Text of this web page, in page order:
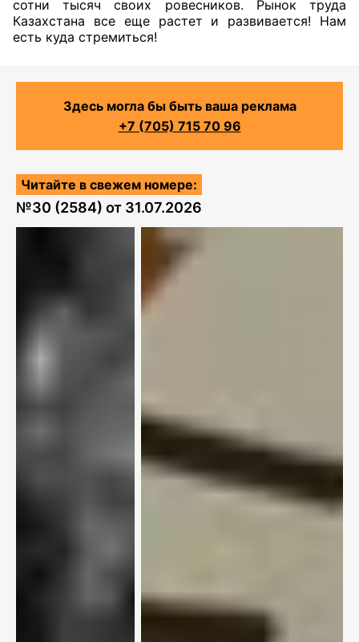
сотни тысяч своих ровесников. Рынок труда
Казахстана все еще растет и развивается! Нам
есть куда стремиться!
Здесь могла бы быть ваша реклама
+7 (705) 715 70 96
Читайте в свежем номере:
№30 (2584) от 31.07.2026